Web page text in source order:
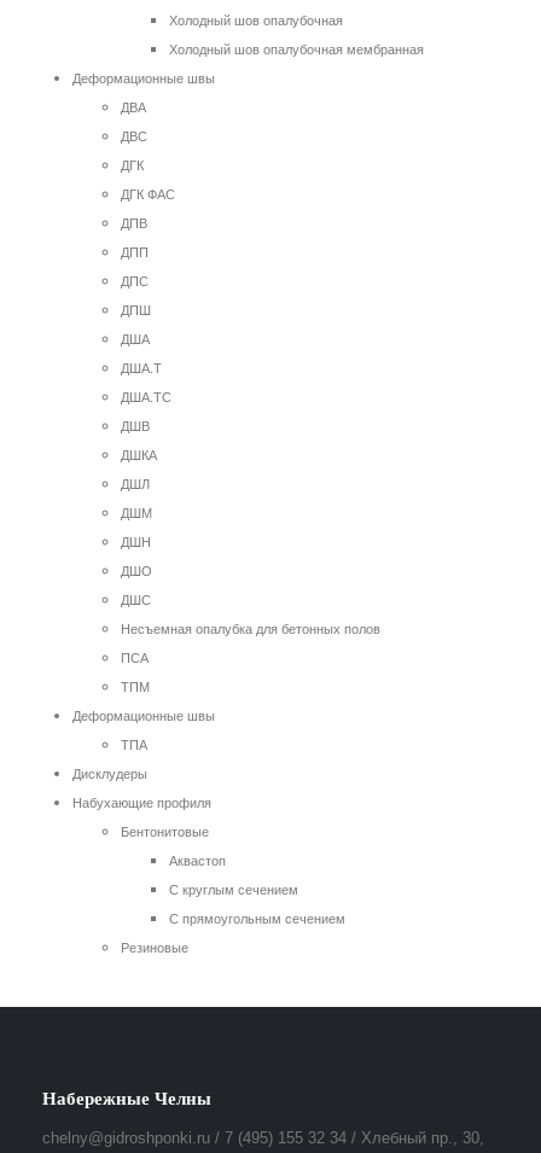
Холодный шов опалубочная
Холодный шов опалубочная мембранная
Деформационные швы
ДВА
ДВС
ДГК
ДГК ФАС
ДПВ
ДПП
ДПС
ДПШ
ДША
ДША.Т
ДША.ТС
ДШВ
ДШКА
ДШЛ
ДШМ
ДШН
ДШО
ДШС
Несъемная опалубка для бетонных полов
ПСА
ТПМ
Деформационные швы
ТПА
Дисклудеры
Набухающие профиля
Бентонитовые
Аквастоп
С круглым сечением
С прямоугольным сечением
Резиновые
Набережные Челны
chelny@gidroshponki.ru / 7 (495) 155 32 34 / Хлебный пр., 30,